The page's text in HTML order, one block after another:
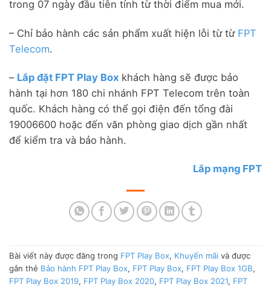
trong 07 ngày đầu tiên tính từ thời điểm mua mới.
– Chỉ bảo hành các sản phẩm xuất hiện lỗi từ từ FPT
Telecom.
– Lắp đặt FPT Play Box khách hàng sẽ được bảo
hành tại hơn 180 chi nhánh FPT Telecom trên toàn
quốc. Khách hàng có thể gọi điện đến tổng đài
19006600 hoặc đến văn phòng giao dịch gần nhất
để kiểm tra và bảo hành.
Lắp mạng FPT
Bài viết này được đăng trong FPT Play Box, Khuyến mãi và được
gắn thẻ Bảo hành FPT Play Box, FPT Play Box, FPT Play Box 1GB,
FPT Play Box 2019, FPT Play Box 2020, FPT Play Box 2021, FPT